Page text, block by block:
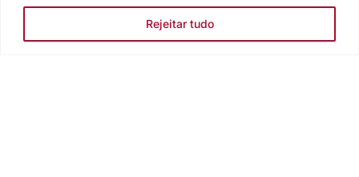
Rejeitar tudo